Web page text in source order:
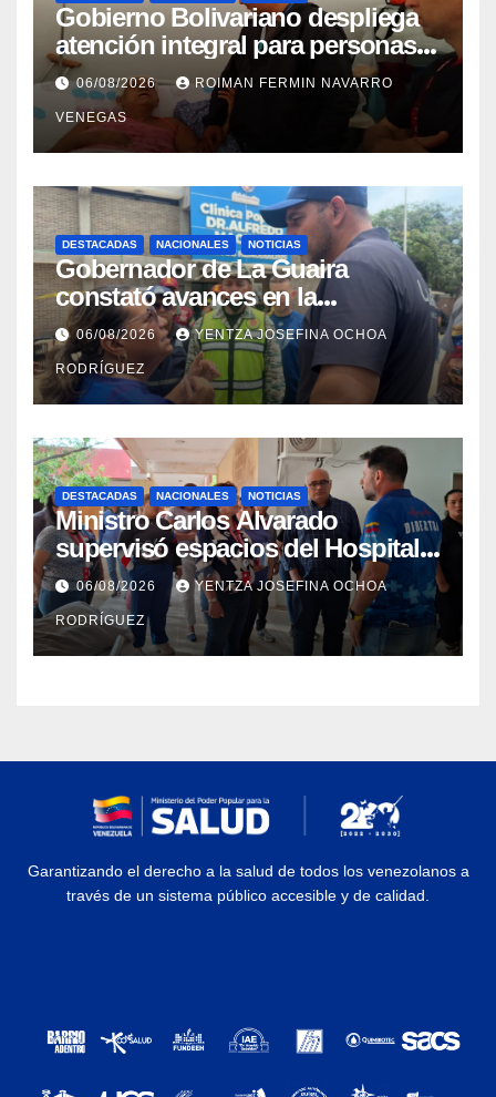
Gobierno Bolivariano despliega
atención integral para personas
con discapacidad en
campamentos de La Guaira
06/08/2026 ROIMAN FERMIN NAVARRO
VENEGAS
DESTACADAS NACIONALES NOTICIAS
Gobernador de La Guaira
constató avances en la
rehabilitación del Hospitalito de
Catia la Mar
06/08/2026 YENTZA JOSEFINA OCHOA
RODRÍGUEZ
DESTACADAS NACIONALES NOTICIAS
Ministro Carlos Alvarado
supervisó espacios del Hospital
Dermatológico Dr. Martín Vegas
en La Guaira
06/08/2026 YENTZA JOSEFINA OCHOA
RODRÍGUEZ
Garantizando el derecho a la salud de todos los venezolanos a
través de un sistema público accesible y de calidad.